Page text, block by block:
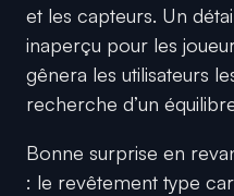
et les capteurs. Un
inaperçu pour les
gênera les utilisateurs
recherche d’un
Bonne surprise en
: le revêtement type